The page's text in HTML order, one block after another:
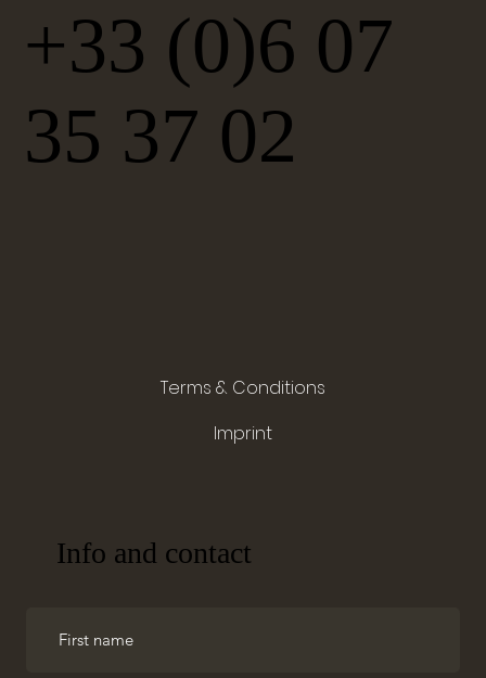
+33 (0)6 07
35 37 02
Info and contact
Terms & Conditions
Imprint